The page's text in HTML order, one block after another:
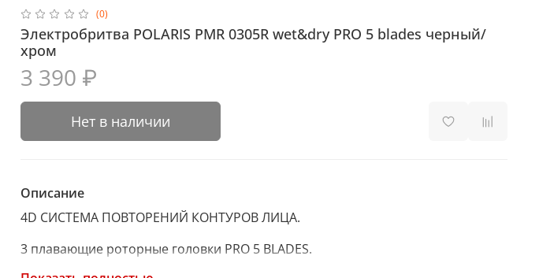
(0)
Электробритва POLARIS PMR 0305R wet&dry PRO 5 blades черный/
хром
3 390 ₽
Нет в наличии
Описание
4D СИСТЕМА ПОВТОРЕНИЙ КОНТУРОВ ЛИЦА.
3 плавающие роторные головки PRO 5 BLADES.